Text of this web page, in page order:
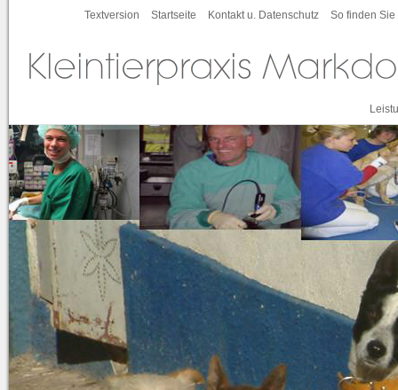
Textversion Startseite Kontakt u. Datenschutz So finden Sie